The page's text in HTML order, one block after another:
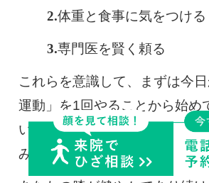
体重と食事に気をつける
専門医を賢く頼る
これらを意識して、まずは今
運動」を1回やることから始め
い。その一歩が、10年後のあ
みを支える土台になります。